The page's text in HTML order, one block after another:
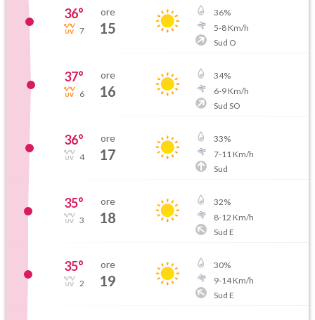
36°
7
ore
15
36%
5-8Km/h
Sud O
37°
6
ore
16
34%
6-9Km/h
Sud SO
36°
4
ore
17
33%
7-11 Km/h
Sud
35°
3
ore
18
32%
8-12 Km/h
Sud E
35°
2
ore
19
30%
9-14Km/h
Sud E